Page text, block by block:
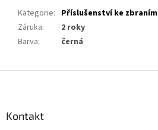
Kategorie: Příslušenství ke zbraním
Záruka:
2 roky
Barva: černá
Kontakt